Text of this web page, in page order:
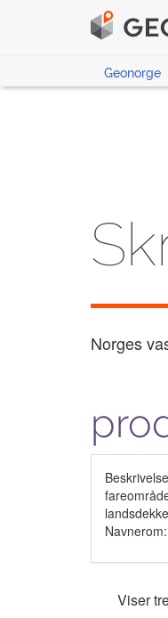
Geonorge
Norges
Navnerom:
Viser